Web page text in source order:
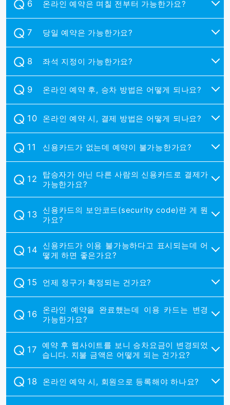
온라인 예약은 며칠 전부터 가능한가요?
당일 예약은 가능한가요?
좌석 지정이 가능한가요?
온라인 예약 후, 승차 방법은 어떻게 되나요?
온라인 예약 시, 결제 방법은 어떻게 되나요?
신용카드가 없는데 예약이 불가능한가요?
탑승자가 아닌 다른 사람의 신용카드로 결제가
가능한가요?
신용카드의 보안코드(security code)란 게 뭔
가요?
신용카드가 이용 불가능하다고 표시되는데 어
떻게 하면 좋은가요?
언제 청구가 확정되는 건가요?
온라인 예약을 완료했는데 이용 카드는 변경
가능한가요?
예약 후 웹사이트를 보니 승차요금이 변경되었
습니다. 지불 금액은 어떻게 되는 건가요?
온라인 예약 시, 회원으로 등록해야 하나요?